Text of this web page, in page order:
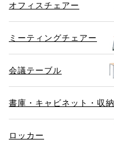
オフィスチェアー
ミーティングチェアー
会議テーブル
書庫・キャビネット・収納
ロッカー